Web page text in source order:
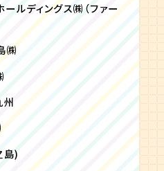
ールディングス㈱（ファー
㈱
州
島)